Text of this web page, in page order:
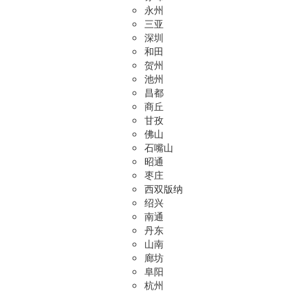
永州
三亚
深圳
和田
贺州
池州
昌都
商丘
甘孜
佛山
石嘴山
昭通
枣庄
西双版纳
绍兴
南通
丹东
山南
廊坊
阜阳
杭州